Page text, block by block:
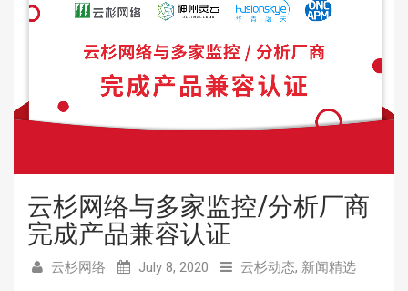
云杉网络与多家监控/分析厂商
完成产品兼容认证
云杉网络 July 8, 2020 云杉动态, 新闻精选